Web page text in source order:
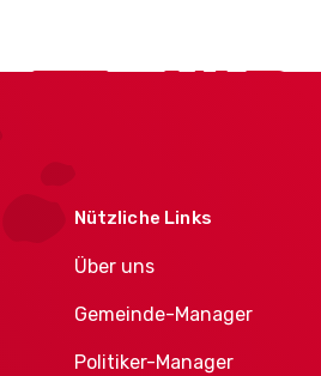
Nützliche Links
Über uns
Gemeinde-Manager
Politiker-Manager